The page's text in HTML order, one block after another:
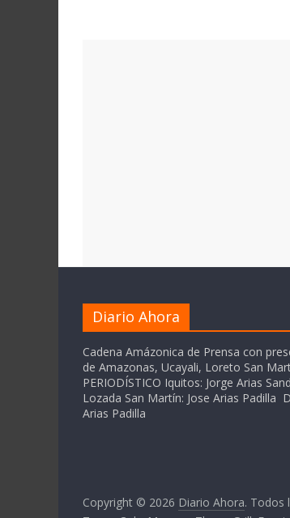
Diario Ahora
Cadena Amázonica de Prensa con
de Amazonas, Ucayali, Loreto San
PERIODÍSTICO Iquitos: Jorge Arias
Lozada San Martín: Jose Arias Padilla
Arias Padilla
Copyright © 2026 Diario Ahora. Todos